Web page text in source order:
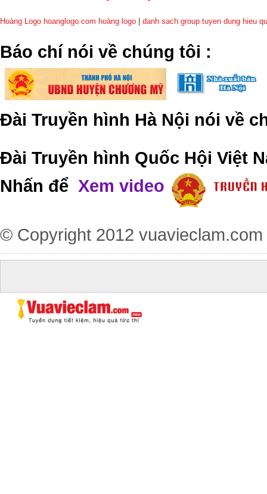
Hoàng Logo hoanglogo.com hoàng logo danh sach group tuyen dung hieu
​Báo chí nói về chúng tôi :
Đài Truyền hình Hà Nội nói về
Đài Truyền hình Quốc Hội Việt
Nhấn để Xem video
© Copyright 2012 vuavieclam.com